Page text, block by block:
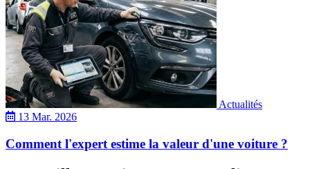
Actualités
13 Mar. 2026
Comment l'expert estime la valeur d'une voiture ?